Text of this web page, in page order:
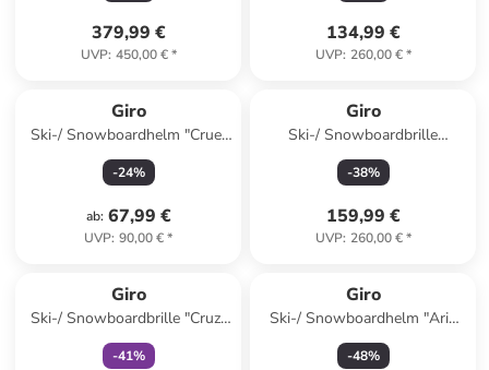
379,99 €
UVP: 450,00 €*
134,99 €
UVP: 260,00 €*
Giro
Ski-/ Snowboardhelm "Crue"
in Rot
-24%
ab: 67,99 €
UVP: 90,00 €*
Giro
Ski-/ Snowboardbrille
"Contour RS" in Hellblau/
Anthrazit
-38%
159,99 €
UVP: 260,00 €*
Giro
Ski-/ Snowboardbrille "Cruz"
in Gold/ Khaki
-41%
Giro
Ski-/ Snowboardhelm "Aria
Spherical" in Schwarz
-48%